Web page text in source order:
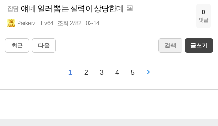
잡담 얘네 일러 뽑는 실력이 상당한데
Parkerz Lv.64 조회 2782 02-14
0
댓글
최근 다음 검색 글쓰기
1 2 3 4 5